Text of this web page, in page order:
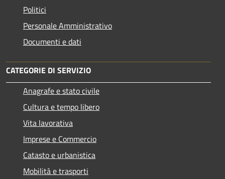
Politici
Personale Amministrativo
Documenti e dati
CATEGORIE DI SERVIZIO
Anagrafe e stato civile
Cultura e tempo libero
Vita lavorativa
Imprese e Commercio
Catasto e urbanistica
Mobilità e trasporti